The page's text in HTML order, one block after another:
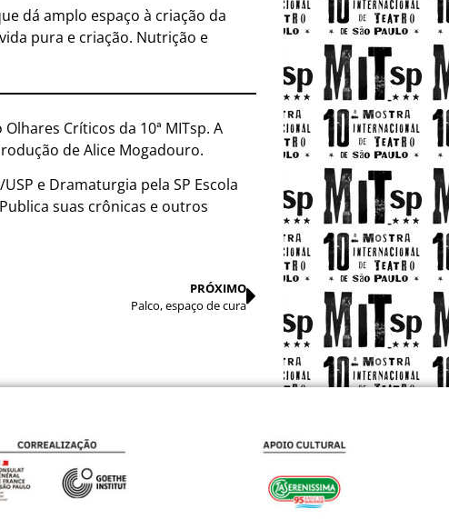
dá amplo espaço à criação da
pura e criação. Nutrição e
Críticos da 10ª MITsp. A
de Alice Mogadouro.
e Dramaturgia pela SP Escola
suas crônicas e outros
PRÓXIMO
Palco, espaço de cura